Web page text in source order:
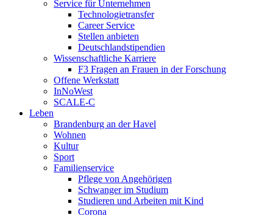
Service für Unternehmen
Technologietransfer
Career Service
Stellen anbieten
Deutschlandstipendien
Wissenschaftliche Karriere
F3 Fragen an Frauen in der Forschung
Offene Werkstatt
InNoWest
SCALE-C
Leben
Brandenburg an der Havel
Wohnen
Kultur
Sport
Familienservice
Pflege von Angehörigen
Schwanger im Studium
Studieren und Arbeiten mit Kind
Corona